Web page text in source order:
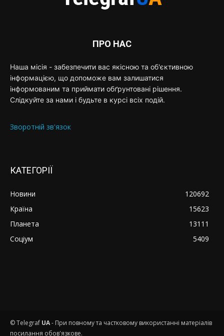
ПРО НАС
Наша місія - забезпечити вас якісною та об'єктивною
інформацією, що допоможе вам залишатися
інформованим та приймати обґрунтовані рішення.
Слідкуйте за нами і будьте в курсі всіх подій.
Зворотній зв'язок
КАТЕГОРІЇ
Новини
120692
Країна
15623
Планета
13111
Соціум
5409
© Telegraf UA- При повному та частковому використанні матеріалів
посилання обов'язкове.